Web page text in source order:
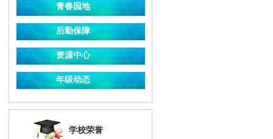
青春园地
后勤保障
资源中心
年级动态
学校荣誉